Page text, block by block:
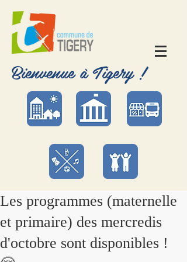
Bienvenue à Tigery !
Les programmes (maternelle
et primaire) des mercredis
d'octobre sont disponibles !